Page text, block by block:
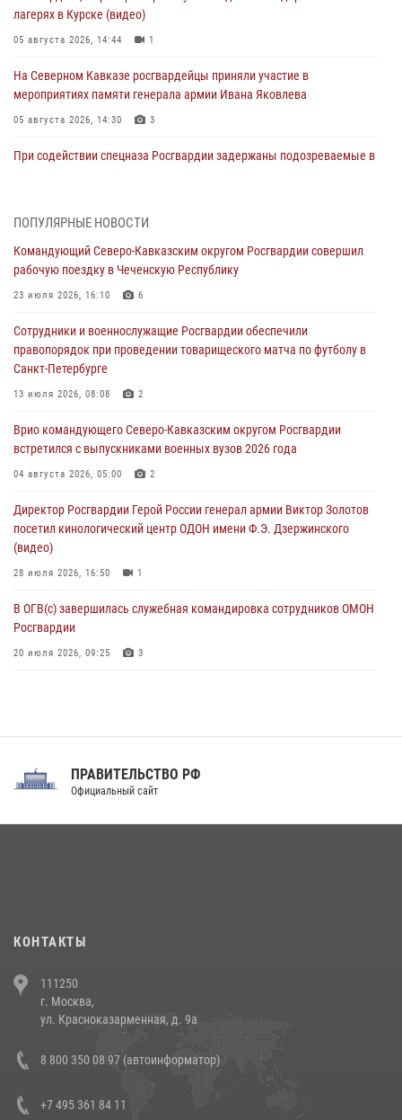
лагерях в Курске (видео)
05 августа 2026, 14:44 1
На Северном Кавказе росгвардейцы приняли участие в
мероприятиях памяти генерала армии Ивана Яковлева
05 августа 2026, 14:30 3
При содействии спецназа Росгвардии задержаны подозреваемые в
задержании подозреваемых в причинении имущественного ущерба
05 августа 2026, 13:53
динамовцам Свердловской области
05 августа 2026, 13:50 4
В столице росгвардейцы задержали мужчину, устроившего дебош в
05 августа 2026, 13:25 1
В Удмуртии при силовой поддержке спецназа Росгвардии
оздоровительных услуг (видео)
1 1
ПОПУЛЯРНЫЕ НОВОСТИ
Командующий Северо-Кавказским округом Росгвардии совершил
рабочую поездку в Чеченскую Республику
23 июля 2026, 16:10 6
Сотрудники и военнослужащие Росгвардии обеспечили
правопорядок при проведении товарищеского матча по футболу в
Санкт-Петербурге
13 июля 2026, 08:08 2
Врио командующего Северо-Кавказским округом Росгвардии
встретился с выпускниками военных вузов 2026 года
04 августа 2026, 05:00 2
Директор Росгвардии Герой России генерал армии Виктор Золотов
посетил кинологический центр ОДОН имени Ф.Э. Дзержинского
(видео)
28 июля 2026, 16:50 1
В ОГВ(с) завершилась служебная командировка сотрудников ОМОН
Росгвардии
20 июля 2026, 09:25 3
Праздник «Один день с Росгвардией» к 105-летию Центрального
напавших на бригаду скорой помощи (видео)
14 июля 2026, 12:20
В Росгвардии прошла военно-научная конференция по обобщению
боевого опыта
ПРАВИТЕЛЬСТВО РФ
Официальный сайт
КОНТАКТЫ
111250
г. Москва,
ул. Красноказарменная, д. 9а
8 800 350 08 97 (автоинформатор)
+7 495 361 84 11